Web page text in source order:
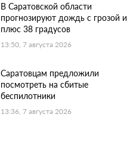
В Саратовской области
прогнозируют дождь с грозой и
плюс 38 градусов
13:50, 7 августа 2026
Саратовцам предложили
посмотреть на сбитые
беспилотники
13:36, 7 августа 2026